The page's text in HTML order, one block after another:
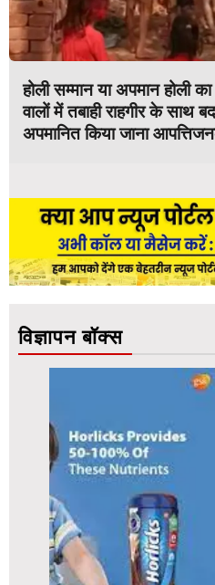
होली सम्मान या अपमान होली
वालों में तबाही राहगीर के
अपमानित किया जाना
विज्ञापन बॉक्स